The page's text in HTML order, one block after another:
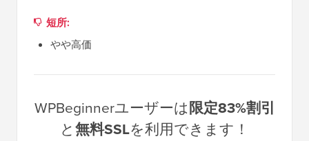
短所:
やや高価
WPBeginnerユーザーは限定83%割引
と無料SSLを利用できます！